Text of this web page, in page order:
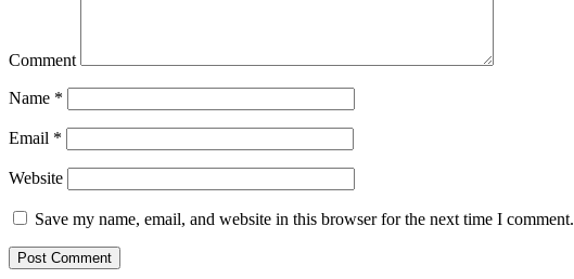
Comment
Name *
Email *
Website
Save my name, email, and website in this browser for the next time I comment.